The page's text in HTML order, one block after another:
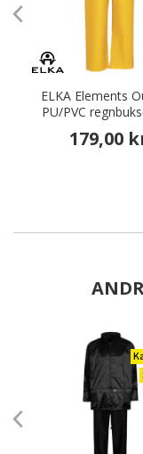
ELKA Elements
PU/PVC
179,00